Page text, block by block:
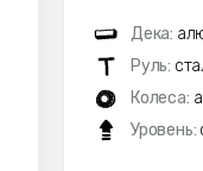
Дека:
Руль:
Колеса:
Уровень: